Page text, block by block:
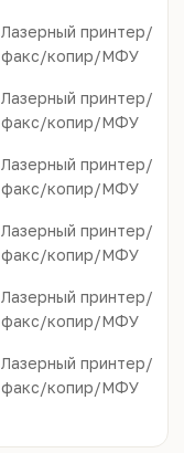
Лазерный принтер/
факс/копир/МФУ
Лазерный принтер/
факс/копир/МФУ
Лазерный принтер/
факс/копир/МФУ
Лазерный принтер/
факс/копир/МФУ
Лазерный принтер/
факс/копир/МФУ
Лазерный принтер/
факс/копир/МФУ